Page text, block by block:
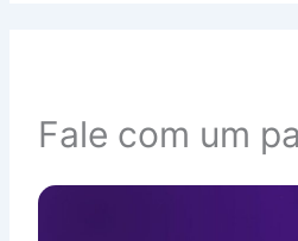
Fale com um